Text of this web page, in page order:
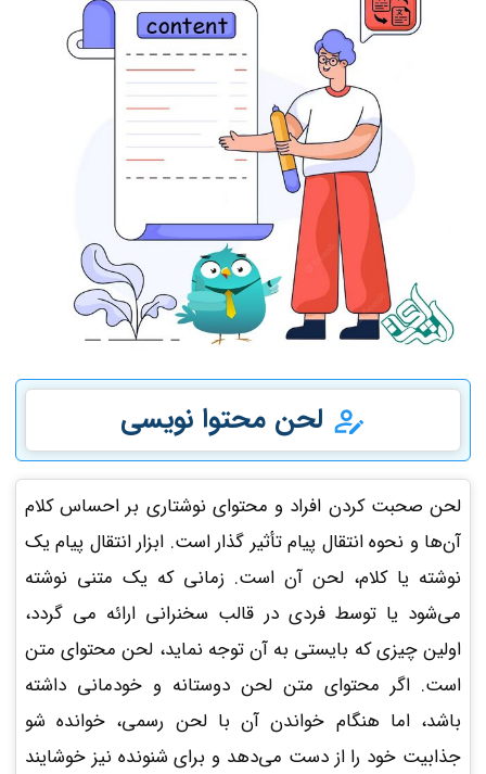
لحن محتوا نویسی
لحن صحبت کردن افراد و محتوای نوشتاری بر احساس کلام
آن‌ها و نحوه انتقال پیام تأثیر گذار است. ابزار انتقال پیام یک
نوشته یا کلام، لحن آن است. زمانی که یک متنی نوشته
می‌شود یا توسط فردی در قالب سخنرانی ارائه می گردد،
اولین چیزی که بایستی به آن توجه نماید، لحن محتوای متن
است. اگر محتوای متن لحن دوستانه و خودمانی داشته
باشد، اما هنگام خواندن آن با لحن رسمی، خوانده شو
جذابیت خود را از دست می‌دهد و برای شنونده نیز خوشایند